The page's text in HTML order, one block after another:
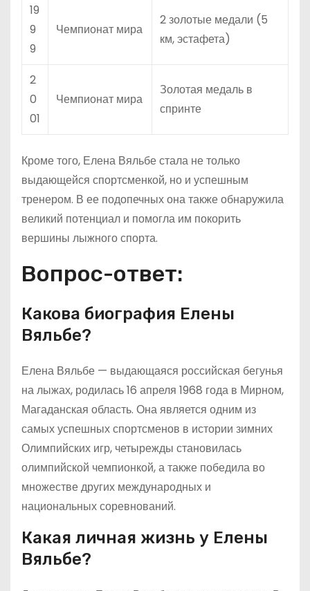
19
9
9
Чемпионат мира
2 золотые медали (5
км, эстафета)
2
0
01
Чемпионат мира
Золотая медаль в
спринте
Кроме того, Елена Вяльбе стала не только
выдающейся спортсменкой, но и успешным
тренером. В ее подопечных она также обнаружила
великий потенциал и помогла им покорить
вершины лыжного спорта.
Вопрос-ответ:
Какова биография Елены
Вяльбе?
Елена Вяльбе — выдающаяся российская бегунья
на лыжах, родилась 16 апреля 1968 года в Мирном,
Магаданская область. Она является одним из
самых успешных спортсменов в истории зимних
Олимпийских игр, четырежды становилась
олимпийской чемпионкой, а также победила во
множестве других международных и
национальных соревнований.
Какая личная жизнь у Елены
Вяльбе?